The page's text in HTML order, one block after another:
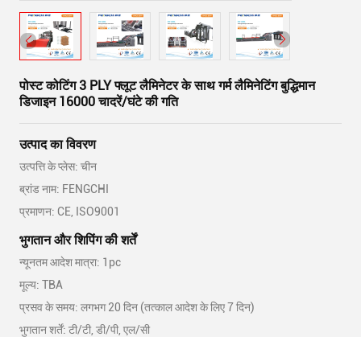
पोस्ट कोटिंग 3 PLY फ्लूट लैमिनेटर के साथ गर्म लैमिनेटिंग बुद्धिमान
डिजाइन 16000 चादरें/घंटे की गति
उत्पाद का विवरण
उत्पत्ति के प्लेस: चीन
ब्रांड नाम: FENGCHI
प्रमाणन: CE, ISO9001
भुगतान और शिपिंग की शर्तें
न्यूनतम आदेश मात्रा: 1pc
मूल्य: TBA
प्रसव के समय: लगभग 20 दिन (तत्काल आदेश के लिए 7 दिन)
भुगतान शर्तें: टी/टी, डी/पी, एल/सी